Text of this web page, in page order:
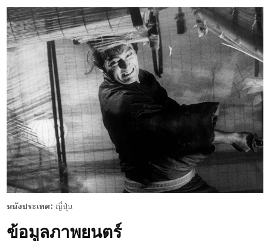
หนังประเทศ: ญี่ปุ่น
ข้อมูลภาพยนตร์